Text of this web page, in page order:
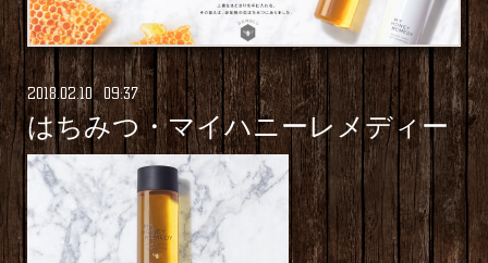
2018 02.10 09:37
はちみつ・マイハニーレメディー